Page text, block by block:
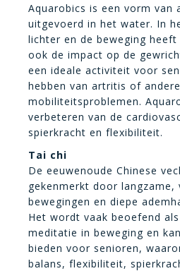
Aquarobics is een vorm van
uitgevoerd in het water. In
lichter en de beweging
ook de impact op de
een ideale activiteit voor
hebben van artritis of andere
mobiliteitsproblemen.
verbeteren van de
spierkracht en flexibiliteit.
Tai chi
De eeuwenoude Chinese
gekenmerkt door langzame,
bewegingen en diepe
Het wordt vaak beoefend
meditatie in beweging en
bieden voor senioren,
balans, flexibiliteit,